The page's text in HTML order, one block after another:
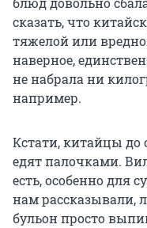
сказать, что
тяжелой или
наверное,
не набрала ни
например.
Кстати, китайцы до
едят палочками.
есть, особенно для
нам рассказывали,
бульон просто